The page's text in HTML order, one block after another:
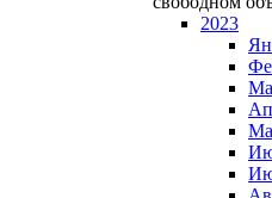
2023